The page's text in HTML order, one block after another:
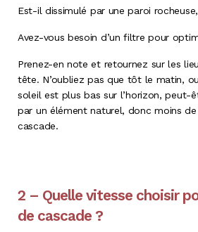
Est-il dissimulé par une paroi
Avez-vous besoin d’un filtre pour
Prenez-en note et retournez sur les
tête. N’oubliez pas que tôt le matin,
soleil est plus bas sur l’horizon, peut-
par un élément naturel, donc moins
cascade.
2 – Quelle vitesse choisir
de cascade ?